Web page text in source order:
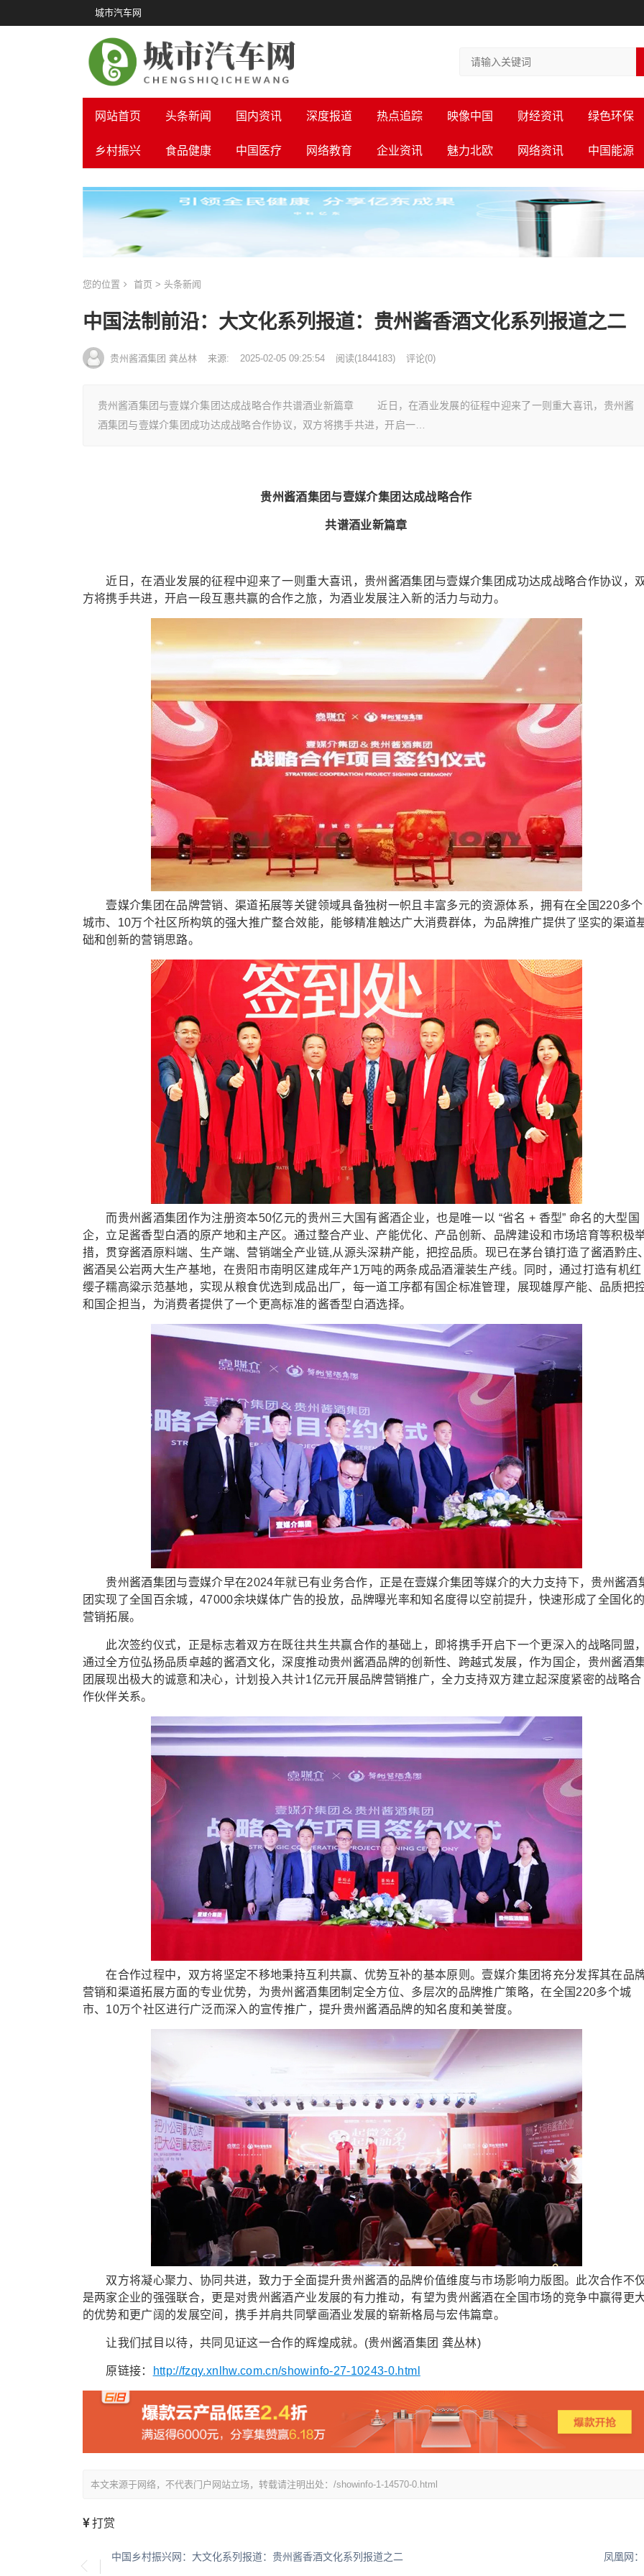
城市汽车网
网站首页 头条新闻 国内资讯 深度报道 热点追踪 映像中国 财经资讯 绿色环保
乡村振兴 食品健康 中国医疗 网络教育 企业资讯 魅力北欧 网络资讯 中国能源
您的位置 首页 > 头条新闻
中国法制前沿：大文化系列报道：贵州酱香酒文化系列报道之二
贵州酱酒集团 龚丛林 来源: 2025-02-05 09:25:54 阅读(1844183) 评论(0)
贵州酱酒集团与壹媒介集团达成战略合作共谱酒业新篇章 近日，在酒业发展的征程中迎来了一则重大喜讯，贵州酱
酒集团与壹媒介集团成功达成战略合作协议，双方将携手共进，开启一…
贵州酱酒集团与壹媒介集团达成战略合作
共谱酒业新篇章
近日，在酒业发展的征程中迎来了一则重大喜讯，贵州酱酒集团与壹媒介集团成功达成战略合作协议，
方将携手共进，开启一段互惠共赢的合作之旅，为酒业发展注入新的活力与动力。
壹媒介集团在品牌营销、渠道拓展等关键领域具备独树一帜且丰富多元的资源体系，拥有在全国220多个
城市、10万个社区所构筑的强大推广整合效能，能够精准触达广大消费群体，为品牌推广提供了坚实的渠道
础和创新的营销思路。
而贵州酱酒集团作为注册资本50亿元的贵州三大国有酱酒企业，也是唯一以 “省名 + 香型” 命名的大型国
企，立足酱香型白酒的原产地和主产区。通过整合产业、产能优化、产品创新、品牌建设和市场培育等积极
措，贯穿酱酒原料端、生产端、营销端全产业链,从源头深耕产能，把控品质。现已在茅台镇打造了酱酒黔庄
酱酒吴公岩两大生产基地，在贵阳市南明区建成年产1万吨的两条成品酒灌装生产线。同时，通过打造有机红
缨子糯高粱示范基地，实现从粮食优选到成品出厂，每一道工序都有国企标准管理，展现雄厚产能、品质把
和国企担当，为消费者提供了一个更高标准的酱香型白酒选择。
贵州酱酒集团与壹媒介早在2024年就已有业务合作，正是在壹媒介集团等媒介的大力支持下，贵州酱酒
团实现了全国百余城，47000余块媒体广告的投放，品牌曝光率和知名度得以空前提升，快速形成了全国化
营销拓展。
此次签约仪式，正是标志着双方在既往共生共赢合作的基础上，即将携手开启下一个更深入的战略同盟
通过全方位弘扬品质卓越的酱酒文化，深度推动贵州酱酒品牌的创新性、跨越式发展，作为国企，贵州酱酒
团展现出极大的诚意和决心，计划投入共计1亿元开展品牌营销推广，全力支持双方建立起深度紧密的战略合
作伙伴关系。
在合作过程中，双方将坚定不移地秉持互利共赢、优势互补的基本原则。壹媒介集团将充分发挥其在品
营销和渠道拓展方面的专业优势，为贵州酱酒集团制定全方位、多层次的品牌推广策略，在全国220多个城
市、10万个社区进行广泛而深入的宣传推广，提升贵州酱酒品牌的知名度和美誉度。
双方将凝心聚力、协同共进，致力于全面提升贵州酱酒的品牌价值维度与市场影响力版图。此次合作不
是两家企业的强强联合，更是对贵州酱酒产业发展的有力推动，有望为贵州酱酒在全国市场的竞争中赢得更
的优势和更广阔的发展空间，携手并肩共同擘画酒业发展的崭新格局与宏伟篇章。
让我们拭目以待，共同见证这一合作的辉煌成就。(贵州酱酒集团 龚丛林)
原链接： http://fzqy.xnlhw.com.cn/showinfo-27-10243-0.html
本文来源于网络，不代表门户网站立场，转载请注明出处：/showinfo-1-14570-0.html
打赏
中国乡村振兴网：大文化系列报道：贵州酱香酒文化系列报道之二 凤凰网